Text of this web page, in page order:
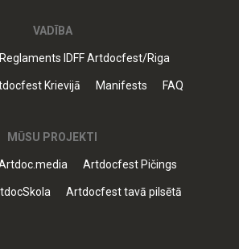
VADĪBA
Reglaments IDFF Artdocfest/Riga
Krievijā Manifests FAQ
MŪSU PROJEKTI
Artdocfest Pičings
Artdocfest tavā pilsētā